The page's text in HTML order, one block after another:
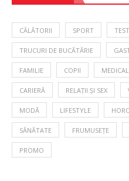
CĂLĂTORII SPORT
TRUCURI DE BUCĂTĂRIE
FAMILIE COPII MEDICAL
CARIERĂ RELAȚII ȘI SEX
MODĂ LIFESTYLE
SĂNĂTATE FRUMUSEȚE
PROMO